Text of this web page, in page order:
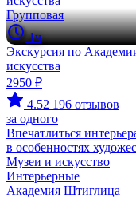
Групповая
1ч
Экскурсия по
искусства
2950 ₽
4.52 196 отзывов
за одного
Впечатлиться
в особенностях
Музеи и искусство
Интерьерные
Академия Штиглица